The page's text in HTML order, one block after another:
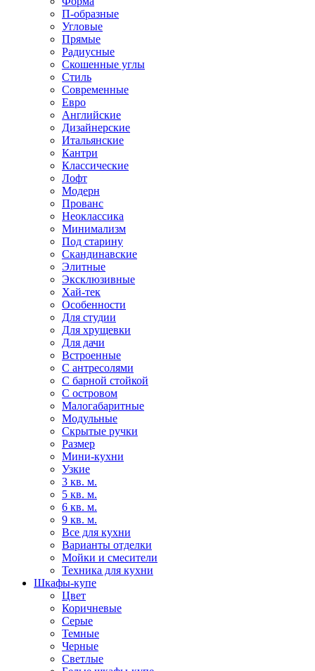
П-образные
Угловые
Прямые
Радиусные
Скошенные углы
Стиль
Современные
Евро
Английские
Дизайнерские
Итальянские
Кантри
Классические
Лофт
Модерн
Прованс
Неоклассика
Минимализм
Под старину
Скандинавские
Элитные
Эксклюзивные
Хай-тек
Особенности
Для студии
Для хрущевки
Для дачи
Встроенные
С антресолями
С барной стойкой
С островом
Малогабаритные
Модульные
Скрытые ручки
Размер
Мини-кухни
Узкие
3 кв. м.
5 кв. м.
6 кв. м.
9 кв. м.
Все для кухни
Варианты отделки
Мойки и смесители
Техника для кухни
Шкафы-купе
Цвет
Коричневые
Серые
Темные
Черные
Светлые